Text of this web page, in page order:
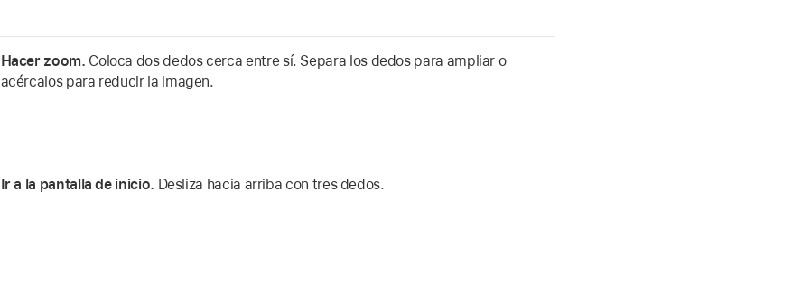
Hacer zoom. Coloca dos dedos cerca entre sí. Separa los dedos para ampliar o
acércalos para reducir la imagen.
Ir a la pantalla de inicio. Desliza hacia arriba con tres dedos.